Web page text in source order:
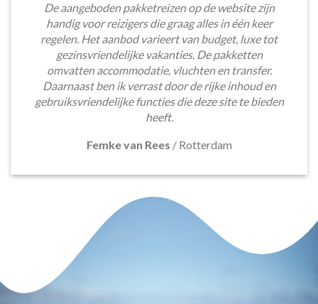
De aangeboden pakketreizen op de website zijn
handig voor reizigers die graag alles in één keer
regelen. Het aanbod varieert van budget, luxe tot
gezinsvriendelijke vakanties. De pakketten
omvatten accommodatie, vluchten en transfer.
Daarnaast ben ik verrast door de rijke inhoud en
gebruiksvriendelijke functies die deze site te bieden
heeft.
Femke van Rees / Rotterdam